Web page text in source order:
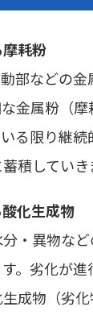
耗粉
部などの金
金属粉（
る限り継
積していき
化生成物
・異物な
。劣化が
成物（劣化